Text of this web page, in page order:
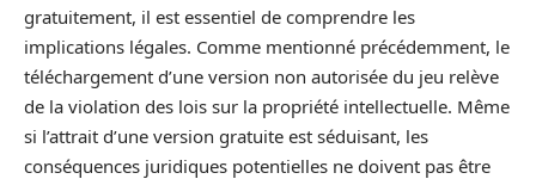
gratuitement, il est essentiel de comprendre les
implications légales. Comme mentionné précédemment, le
téléchargement d’une version non autorisée du jeu relève
de la violation des lois sur la propriété intellectuelle. Même
si l’attrait d’une version gratuite est séduisant, les
conséquences juridiques potentielles ne doivent pas être